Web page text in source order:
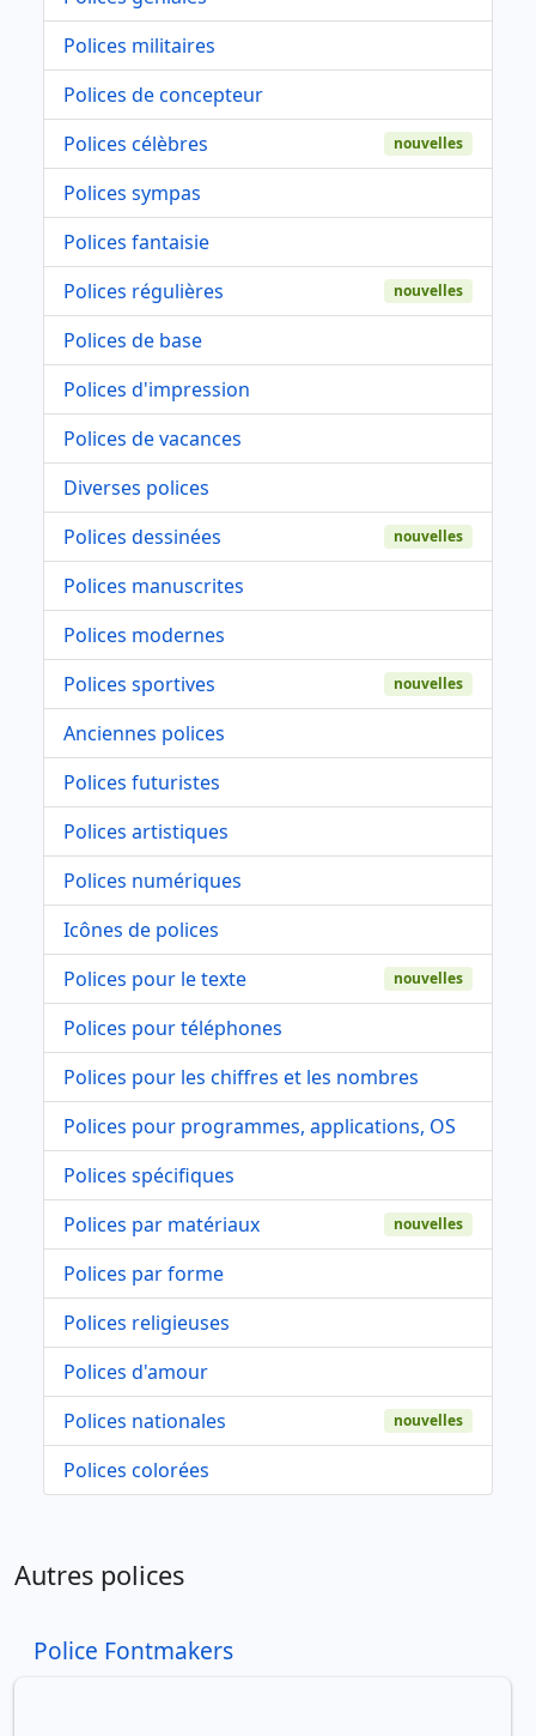
Polices militaires
Polices de concepteur
Polices célèbres
nouvelles
Polices sympas
Polices fantaisie
Polices régulières
nouvelles
Polices de base
Polices d'impression
Polices de vacances
Diverses polices
Polices dessinées
nouvelles
Polices manuscrites
Polices modernes
Polices sportives
nouvelles
Anciennes polices
Polices futuristes
Polices artistiques
Polices numériques
Icônes de polices
Polices pour le texte
nouvelles
Polices pour téléphones
Polices pour les chiffres et les nombres
Polices pour programmes, applications, OS
Polices spécifiques
Polices par matériaux
nouvelles
Polices par forme
Polices religieuses
Polices d'amour
Polices nationales
nouvelles
Polices colorées
Autres polices
Police Fontmakers